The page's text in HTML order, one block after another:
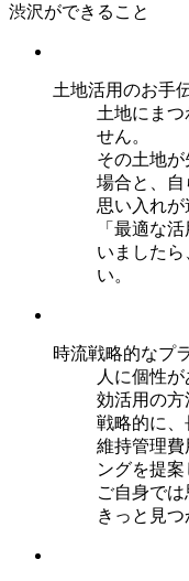
渋沢ができること
土地活用のお手
土地にま
せん。
その土地
場合と、自
思い入れが
「最適な
いました
い。
時流戦略的なプ
人に個性
効活用の方
戦略的に
維持管理
ングを提案
ご自身で
きっと見つ